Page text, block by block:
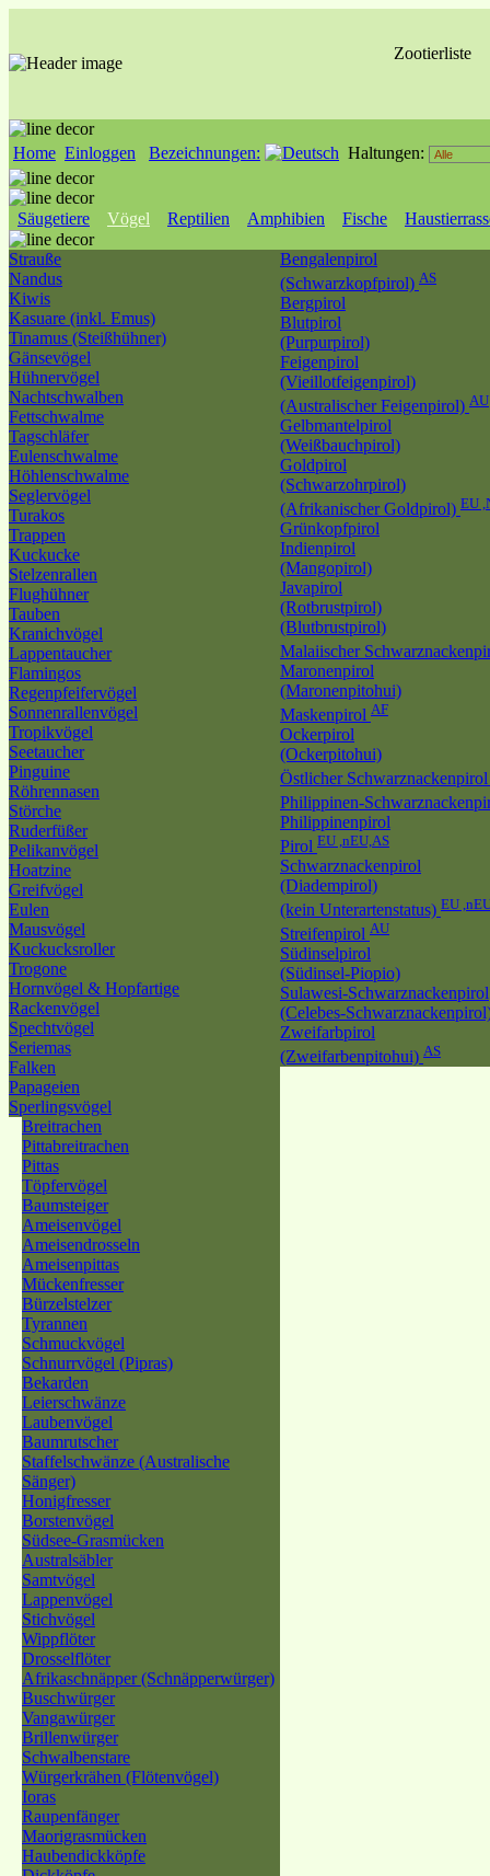
Zootierliste
Home Einloggen Bezeichnungen: Haltungen:
Säugetiere Vögel Reptilien Amphibien Fische
Strauße
Nandus
Kiwis
Kasuare (inkl. Emus)
Tinamus (Steißhühner)
Gänsevögel
Hühnervögel
Nachtschwalben
Fettschwalme
Tagschläfer
Eulenschwalme
Höhlenschwalme
Seglervögel
Turakos
Trappen
Kuckucke
Stelzenrallen
Flughühner
Tauben
Kranichvögel
Lappentaucher
Flamingos
Regenpfeifervögel
Sonnenrallenvögel
Tropikvögel
Seetaucher
Pinguine
Röhrennasen
Störche
Ruderfüßer
Pelikanvögel
Hoatzine
Greifvögel
Eulen
Mausvögel
Kuckucksroller
Trogone
Hornvögel & Hopfartige
Rackenvögel
Spechtvögel
Seriemas
Falken
Papageien
Sperlingsvögel
Breitrachen
Pittabreitrachen
Pittas
Töpfervögel
Baumsteiger
Ameisenvögel
Ameisendrosseln
Ameisenpittas
Mückenfresser
Bürzelstelzer
Tyrannen
Schmuckvögel
Schnurrvögel (Pipras)
Bekarden
Leierschwänze
Laubenvögel
Baumrutscher
Staffelschwänze (Australische
Sänger)
Honigfresser
Borstenvögel
Südsee-Grasmücken
Australsäbler
Samtvögel
Lappenvögel
Stichvögel
Wippflöter
Drosselflöter
Afrikaschnäpper (Schnäpperwürger)
Buschwürger
Vangawürger
Brillenwürger
Schwalbenstare
Würgerkrähen (Flötenvögel)
Ioras
Raupenfänger
Maorigrasmücken
Haubendickköpfe
Bengalenpirol
(Schwarzkopfpirol) AS
Bergpirol
Blutpirol
(Purpurpirol)
Feigenpirol
(Vieillotfeigenpirol)
(Australischer Feigenpirol) AU
Gelbmantelpirol
(Weißbauchpirol)
Goldpirol
(Schwarzohrpirol)
(Afrikanischer Goldpirol) EU
Grünkopfpirol
Indienpirol
(Mangopirol)
Javapirol
(Rotbrustpirol)
(Blutbrustpirol)
Malaiischer
Maronenpirol
(Maronenpitohui)
Maskenpirol AF
Ockerpirol
(Ockerpitohui)
Östlicher
Philippinen-
Philippinenpirol
Pirol EU ,nEU,AS
Schwarznackenpirol
(Diadempirol)
(kein Unterartenstatus) EU
Streifenpirol AU
Südinselpirol
(Südinsel-Piopio)
Sulawesi-Schwarznackenpirol
(Celebes-
Zweifarbpirol
(Zweifarbenpitohui) AS